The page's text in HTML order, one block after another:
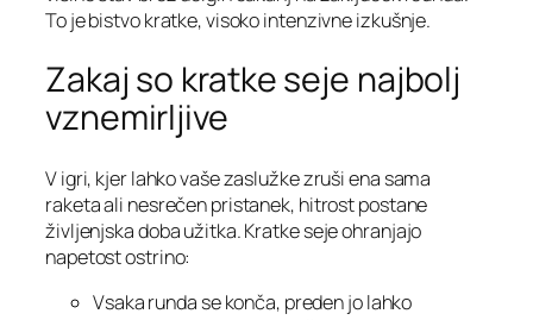
To je bistvo kratke, visoko intenzivne izkušnje.
Zakaj so kratke seje najbolj
vznemirljive
V igri, kjer lahko vaše zaslužke zruši ena sama
raketa ali nesrečen pristanek, hitrost postane
življenjska doba užitka. Kratke seje ohranjajo
napetost ostrino:
Vsaka runda se konča, preden jo lahko